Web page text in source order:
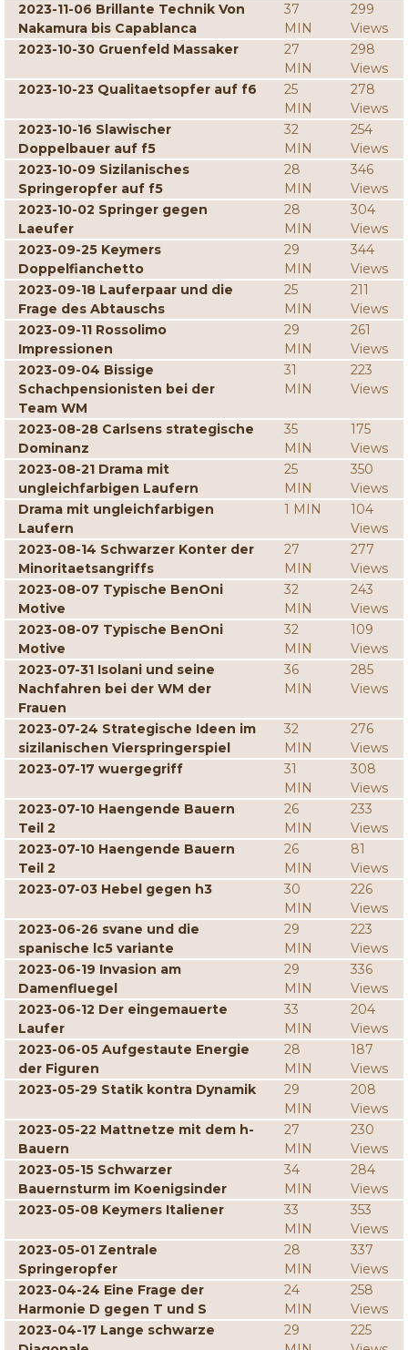
2023-11-06 Brillante Technik Von
Nakamura bis Capablanca
37
MIN
299
Views
2023-10-30 Gruenfeld Massaker
27
MIN
298
Views
2023-10-23 Qualitaetsopfer auf f6
25
MIN
278
Views
2023-10-16 Slawischer
Doppelbauer auf f5
32
MIN
254
Views
2023-10-09 Sizilanisches
Springeropfer auf f5
28
MIN
346
Views
2023-10-02 Springer gegen
Laeufer
28
MIN
304
Views
2023-09-25 Keymers
Doppelfianchetto
29
MIN
344
Views
2023-09-18 Lauferpaar und die
Frage des Abtauschs
25
MIN
211
Views
2023-09-11 Rossolimo
Impressionen
29
MIN
261
Views
2023-09-04 Bissige
Schachpensionisten bei der
Team WM
31
MIN
223
Views
2023-08-28 Carlsens strategische
Dominanz
35
MIN
175
Views
2023-08-21 Drama mit
ungleichfarbigen Laufern
25
MIN
350
Views
Drama mit ungleichfarbigen
Laufern
1 MIN
104
Views
2023-08-14 Schwarzer Konter der
Minoritaetsangriffs
27
MIN
277
Views
2023-08-07 Typische BenOni
Motive
32
MIN
243
Views
2023-08-07 Typische BenOni
Motive
32
MIN
109
Views
2023-07-31 Isolani und seine
Nachfahren bei der WM der
Frauen
36
MIN
285
Views
2023-07-24 Strategische Ideen im
sizilanischen Vierspringerspiel
32
MIN
276
Views
2023-07-17 wuergegriff
31
MIN
308
Views
2023-07-10 Haengende Bauern
Teil 2
26
MIN
233
Views
2023-07-10 Haengende Bauern
Teil 2
26
MIN
81
Views
2023-07-03 Hebel gegen h3
30
MIN
226
Views
2023-06-26 svane und die
spanische lc5 variante
29
MIN
223
Views
2023-06-19 Invasion am
Damenfluegel
29
MIN
336
Views
2023-06-12 Der eingemauerte
Laufer
33
MIN
204
Views
2023-06-05 Aufgestaute Energie
der Figuren
28
MIN
187
Views
2023-05-29 Statik kontra Dynamik
29
MIN
208
Views
2023-05-22 Mattnetze mit dem h-
Bauern
27
MIN
230
Views
2023-05-15 Schwarzer
Bauernsturm im Koenigsinder
34
MIN
284
Views
2023-05-08 Keymers Italiener
33
MIN
353
Views
2023-05-01 Zentrale
Springeropfer
28
MIN
337
Views
2023-04-24 Eine Frage der
Harmonie D gegen T und S
24
MIN
258
Views
2023-04-17 Lange schwarze
29
225